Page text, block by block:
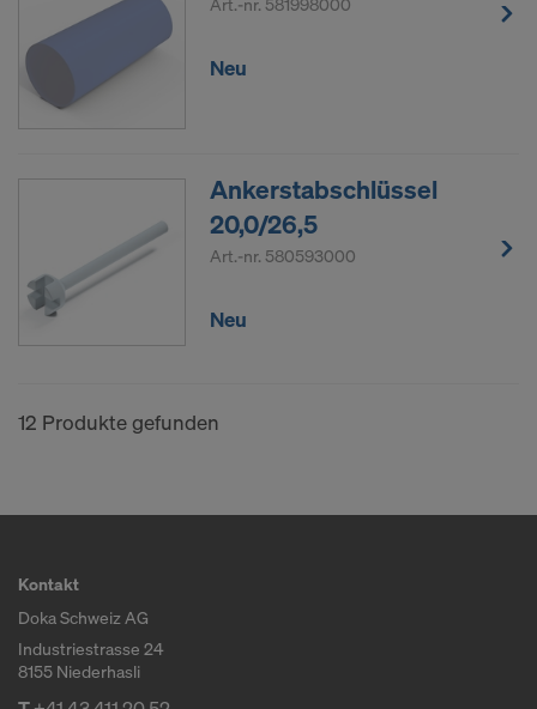
Neu
Ankerstabschlüssel
20,0/26,5
Art.-nr. 580593000
Neu
12 Produkte gefunden
Kontakt
Doka Schweiz AG
Industriestrasse 24
8155 Niederhasli